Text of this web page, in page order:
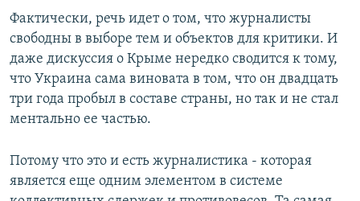
Фактически, речь идет о том, что журналисты
свободны в выборе тем и объектов для критики. И
даже дискуссия о Крыме нередко сводится к тому,
что Украина сама виновата в том, что он двадцать
три года пробыл в составе страны, но так и не стал
ментально ее частью.
Потому что это и есть журналистика - которая
является еще одним элементом в системе